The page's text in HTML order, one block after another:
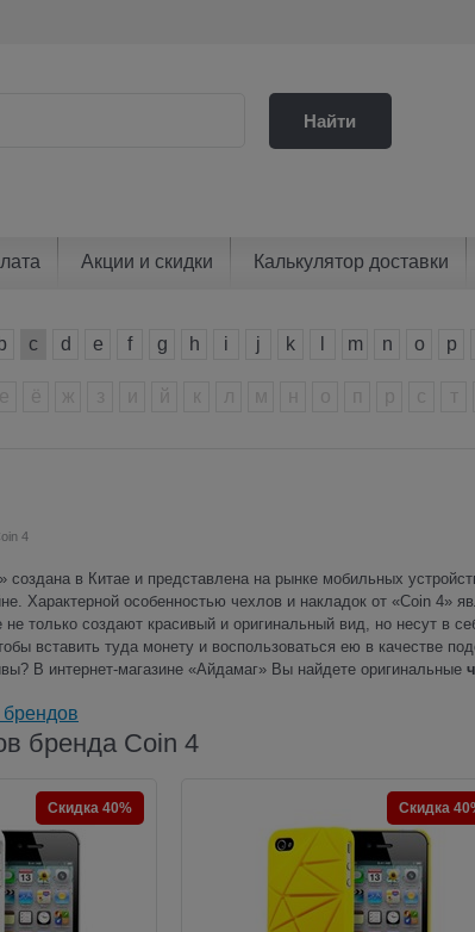
Найти
Акции и скидки Калькулятор доставки
b c d e f g h i j k m n o p
4
создана в Китае и представлена на рынке мобильных
Характерной особенностью чехлов и накладок от «Coin 4»
не только создают красивый и оригинальный вид, но несут в
вставить туда монету и воспользоваться ею в качестве
В интернет-магазине «Айдамаг» Вы найдете оригинальные
брендов
бренда Coin 4
Скидка 40% Скидка